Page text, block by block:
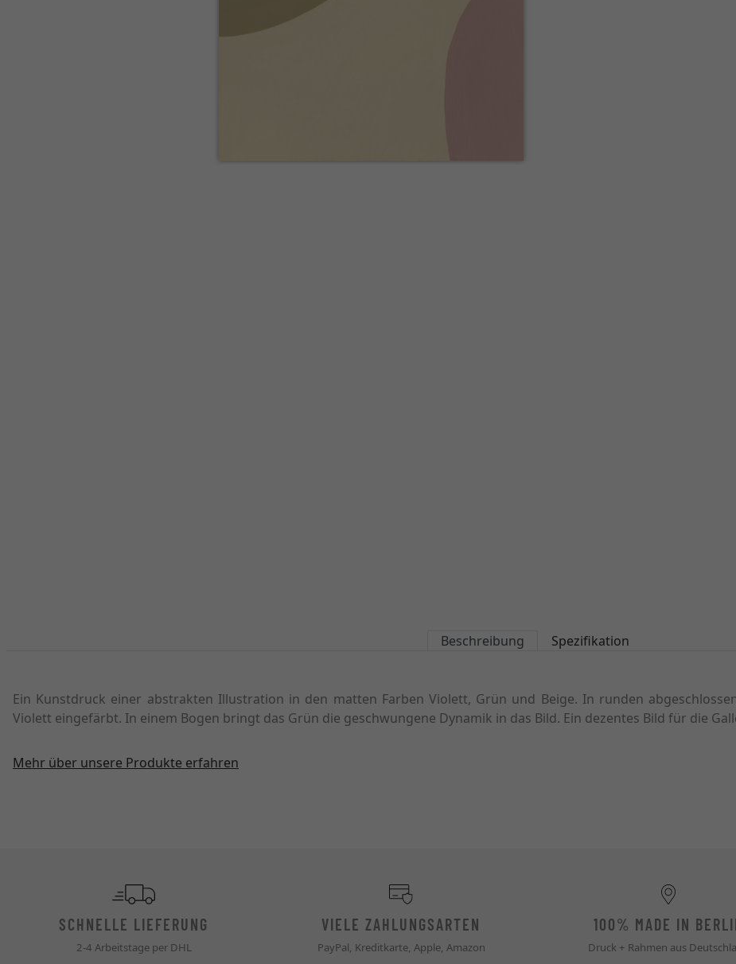
Beschreibung Spezifikation
Ein Kunstdruck einer abstrakten Illustration in den matten Farben Violett, Grün und Beige. In runden
Violett eingefärbt. In einem Bogen bringt das Grün die geschwungene Dynamik in das Bild. Ein dezentes Bild für die
Mehr über unsere Produkte erfahren
SCHNELLE LIEFERUNG
2-4 Arbeitstage per DHL
VIELE ZAHLUNGSARTEN
PayPal, Kreditkarte, Apple, Amazon
100% MADE IN
Druck + Rahmen aus